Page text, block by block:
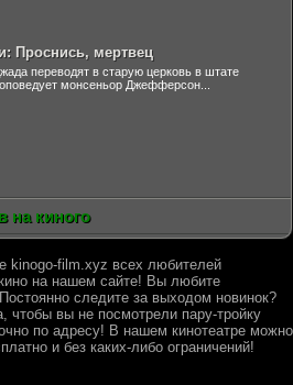
Проснись, мертвец
переводят в старую церковь в штате
монсеньор Джефферсон...
на киного
kinogo-film.xyz всех любителей
кино на нашем сайте! Вы любите
следите за выходом новинок?
чтобы вы не посмотрели пару-тройку
по адресу! В нашем кинотеатре можно
и без каких-либо ограничений!